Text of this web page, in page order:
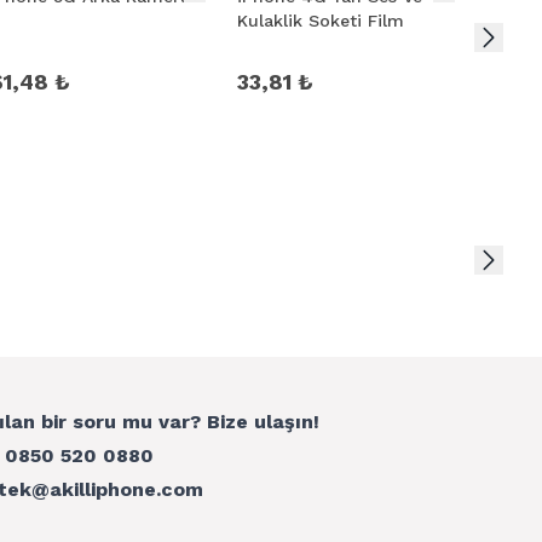
₺
Kulaklik Soketi Film
33,81 ₺
bir soru mu var? Bize ulaşın!
0850 520 0880